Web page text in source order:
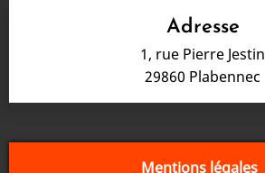
Adresse
1, rue Pierre Jestin
29860 Plabennec
Mentions légales